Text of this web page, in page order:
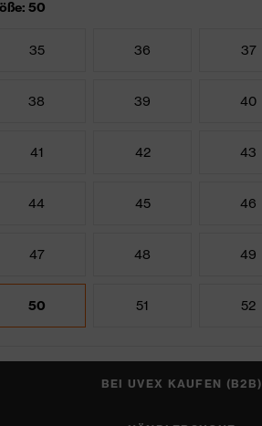
50
35 36 37
38 39 40
41 42 43
44 45 46
47 48 49
50 51 52
BEI UVEX KAUFEN (B2B)